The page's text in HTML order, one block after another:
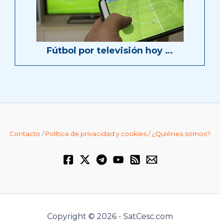
Fútbol por televisión hoy …
Contacto /Política de privacidad y cookies/¿Quiénes somos?
Copyright © 2026 - SatCesc.com